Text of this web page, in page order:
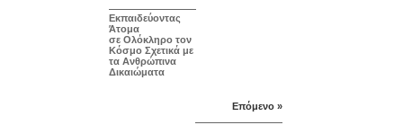
Εκπαιδεύοντας
Άτομα
σε Ολόκληρο τον
Κόσμο Σχετικά με
τα Ανθρώπινα
Δικαιώματα
Επόμενο »